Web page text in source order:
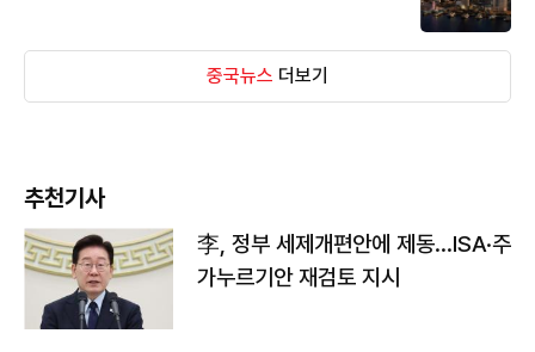
중국뉴스 더보기
추천기사
李, 정부 세제개편안에 제동…ISA·주
가누르기안 재검토 지시